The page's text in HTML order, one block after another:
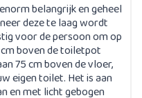
belangrijk en geheel
deze te laag wordt
voor de persoon om op
boven de toiletpot
75 cm boven de vloer,
eigen toilet. Het is aan
en met licht gebogen